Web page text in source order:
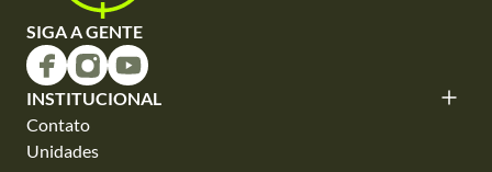
SIGA A GENTE
INSTITUCIONAL
Contato
Unidades